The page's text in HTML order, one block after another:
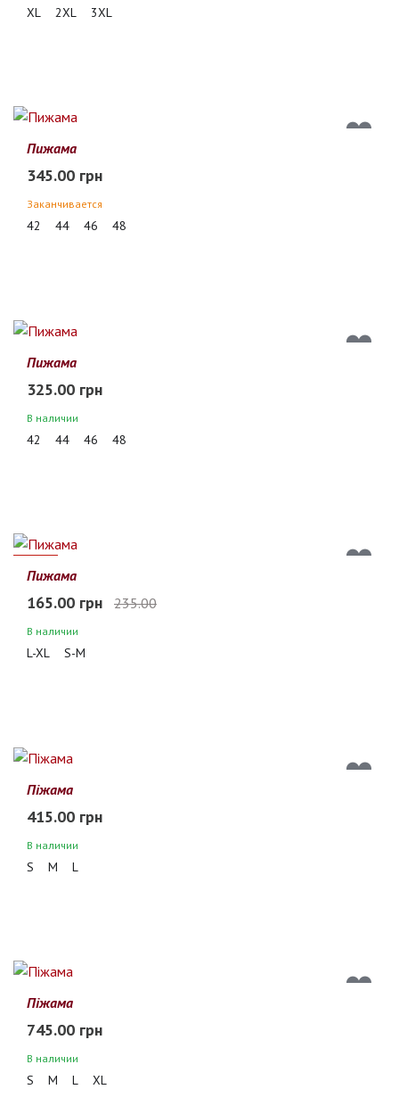
XL 2XL 3XL
Пижама
345.00 грн
Заканчивается
42 44 46 48
Пижама
325.00 грн
В наличии
42 44 46 48
30%
Пижама
165.00 грн 235.00
В наличии
L-XL S-M
Піжама
415.00 грн
В наличии
S M L
Піжама
745.00 грн
В наличии
S M L XL